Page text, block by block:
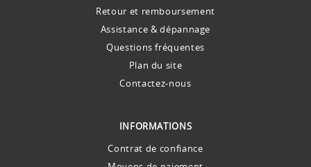
Retour et remboursement
Assistance & dépannage
Questions fréquentes
Plan du site
Contactez-nous
INFORMATIONS
Contrat de confiance